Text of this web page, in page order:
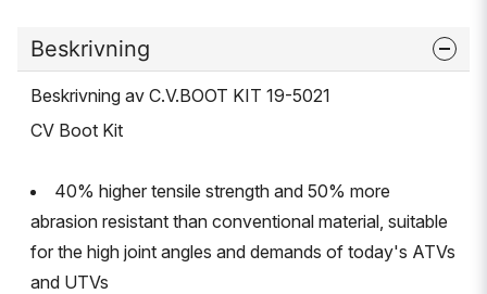
Beskrivning
Beskrivning av C.V.BOOT KIT 19-5021
CV Boot Kit
40% higher tensile strength and 50% more
abrasion resistant than conventional material, suitable
for the high joint angles and demands of today's ATVs
and UTVs